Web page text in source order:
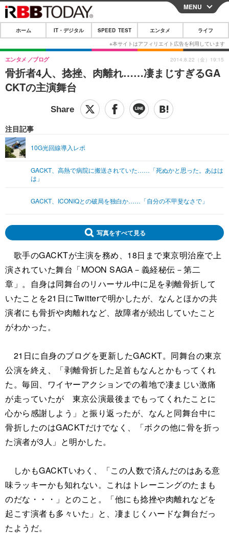
CLOSE
ホーム
IT・デジタル
IT・デジタルTOP スマートフォン
その他
SPEED TEST
映画・ドラマ
ショッピング その他
ライフTOP
リリース一覧
MENU
ホーム IT・デジタル SPEED TEST エンタメ ライフ
骨折者4人、捻挫、肉離れ……凄まじすぎるGA
CKTの主演舞台
エンタメ ブログ
注目記事
10G光回線導入レポ
GACKT、高熱で病院に搬送されていた……「死ぬかと思った。あはは
は」
GACKT、ICONIQとの破局を独白か……「自分の不甲斐なさで」
2014.8.22（金）19:15
写真をすべて見る
歌手のGACKTが主演を務め、18日まで東京明治座で上
演されていた舞台「MOON SAGA－義経秘伝－第二
章」。自身は同舞台のリハーサル中に足を剥離骨折して
いたことを21日にTwitterで明かしたが、なんとほかの共
演者にも骨折や肉離れなど、故障者が続出していたこと
がわかった。
21日に自身のブログを更新したGACKT。同舞台の東京
公演を終え、「剥離骨折した足首もなんとかもってくれ
た。毎回、ワイヤーアクションでの着地で凄まじい激痛
が走っていたが 東京公演最後までもってくれたことに
心から感謝しよう」と振り返ったが、なんと同舞台中に
骨折したのはGACKTだけでなく、「ボクの他に骨を折っ
た演者が3人」と明かした。
しかもGACKTいわく、「この人数で済んだのはある意
味ラッキーかも知れない。これはトレーニングのたまも
のだな・・・」とのこと。「他にも捻挫や肉離れなどを
起こす演者も多々いた」と、凄まじくハードな舞台だっ
たようだ。